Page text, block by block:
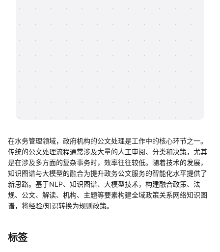
支持
知识分享社区
在水务管理领域，政府机构的公文处理是工作中的核心环节之一。
传统的公文处理流程通常涉及大量的人工审阅、分类和决策，尤其
是在涉及多方面的复杂事务时，效率往往较低。随着技术的发展，
知识图谱与大模型的融合为提升政务公文服务的智能化水平提供了
新思路。基于NLP、知识图谱、大模型技术，构建融合政策、法
规、公文、解读、机构、主题等要素构建全域政策关系网络知识图
谱，将经验/知识转换为规则政策。
标签